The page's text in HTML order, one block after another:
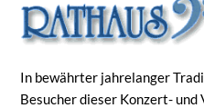
In bewährter jahrelanger
Besucher dieser Konzert-